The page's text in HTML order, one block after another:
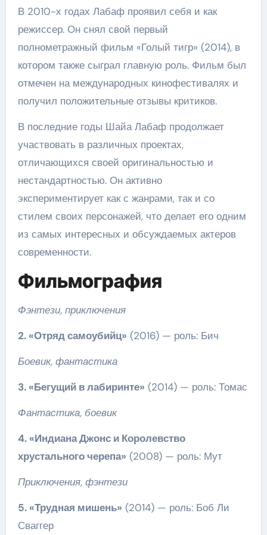
В 2010-х годах Лабаф проявил себя и как
режиссер. Он снял свой первый
полнометражный фильм «Голый тигр» (2014), в
котором также сыграл главную роль. Фильм был
отмечен на международных кинофестивалях и
получил положительные отзывы критиков.
В последние годы Шайа Лабаф продолжает
участвовать в различных проектах,
отличающихся своей оригинальностью и
нестандартностью. Он активно
экспериментирует как с жанрами, так и со
стилем своих персонажей, что делает его одним
из самых интересных и обсуждаемых актеров
современности.
Фильмография
Фэнтези, приключения
2. «Отряд самоубийц» (2016) — роль: Бич
Боевик, фантастика
3. «Бегущий в лабиринте» (2014) — роль: Томас
Фантастика, боевик
4. «Индиана Джонс и Королевство
хрустального черепа» (2008) — роль: Мут
Приключения, фэнтези
5. «Трудная мишень» (2014) — роль: Боб Ли
Сваггер